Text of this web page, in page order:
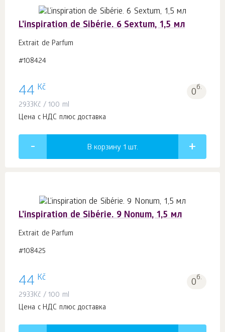
L’inspiration de Sibérie. 6 Sextum, 1,5 мл
Extrait de Parfum
#108424
44 Kč 0б.
2933Kč / 100 ml
Цена с НДС плюс доставка
В корзину 1 шт.
L’inspiration de Sibérie. 9 Nonum, 1,5 мл
Extrait de Parfum
#108425
44 Kč 0б.
2933Kč / 100 ml
Цена с НДС плюс доставка